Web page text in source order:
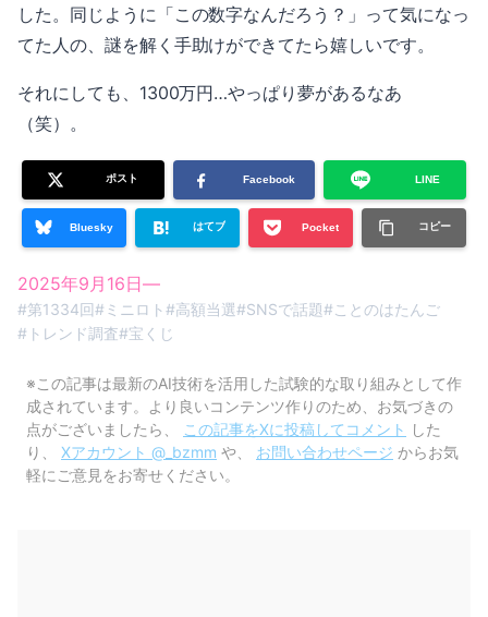
した。同じように「この数字なんだろう？」って気になっ
てた人の、謎を解く手助けができてたら嬉しいです。
それにしても、1300万円…やっぱり夢があるなあ
（笑）。
ポスト Facebook LINE
Bluesky はてブ Pocket コピー
2025年9月16日—
#第1334回# ミニロト#高額当選#SNSで話題# ことのはたんご
# トレンド調査#宝くじ
※この記事は最新のAI技術を活用した試験的な取り組みとして作
成されています。より良いコンテンツ作りのため、お気づきの
点がございましたら、
この記事をXに投稿してコメント した
り、
Xアカウント @_bzmm や、 お問い合わせページ からお気
軽にご意見をお寄せください。